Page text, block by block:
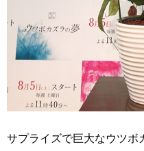
サプライズで巨大なウツボ